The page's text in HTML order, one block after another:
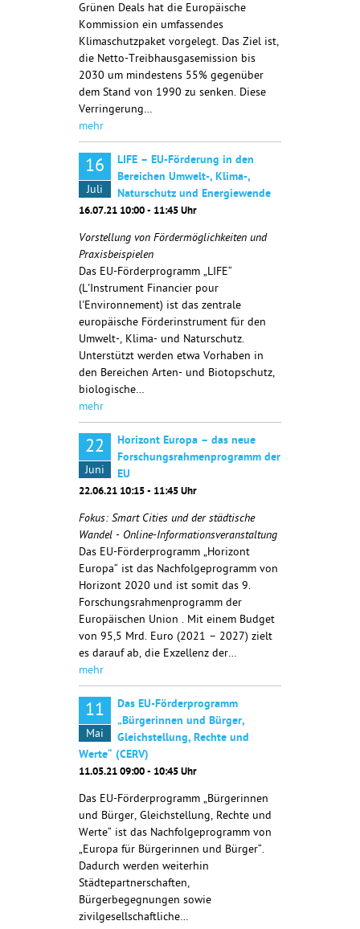
Grünen Deals hat die Europäische
Kommission ein umfassendes
Klimaschutzpaket vorgelegt. Das Ziel ist,
die Netto-Treibhausgasemission bis
2030 um mindestens 55% gegenüber
dem Stand von 1990 zu senken. Diese
Verringerung…
mehr
16
Juli
LIFE – EU-Förderung in den
Bereichen Umwelt-, Klima-,
Naturschutz und Energiewende
16.07.21 10:00 - 11:45 Uhr
Vorstellung von Fördermöglichkeiten und
Praxisbeispielen
Das EU-Förderprogramm „LIFE“
(L'Instrument Financier pour
l'Environnement) ist das zentrale
europäische Förderinstrument für den
Umwelt-, Klima- und Naturschutz.
Unterstützt werden etwa Vorhaben in
den Bereichen Arten- und Biotopschutz,
biologische…
mehr
22
Juni
Horizont Europa – das neue
Forschungsrahmenprogramm der
EU
22.06.21 10:15 - 11:45 Uhr
Fokus: Smart Cities und der städtische
Wandel - Online-Informationsveranstaltung
Das EU-Förderprogramm „Horizont
Europa“ ist das Nachfolgeprogramm von
Horizont 2020 und ist somit das 9.
Forschungsrahmenprogramm der
Europäischen Union . Mit einem Budget
von 95,5 Mrd. Euro (2021 – 2027) zielt
es darauf ab, die Exzellenz der…
mehr
11
Mai
Das EU-Förderprogramm
„Bürgerinnen und Bürger,
Gleichstellung, Rechte und
Werte“ (CERV)
11.05.21 09:00 - 10:45 Uhr
Das EU-Förderprogramm „Bürgerinnen
und Bürger, Gleichstellung, Rechte und
Werte“ ist das Nachfolgeprogramm von
„Europa für Bürgerinnen und Bürger“.
Dadurch werden weiterhin
Städtepartnerschaften,
Bürgerbegegnungen sowie
zivilgesellschaftliche…